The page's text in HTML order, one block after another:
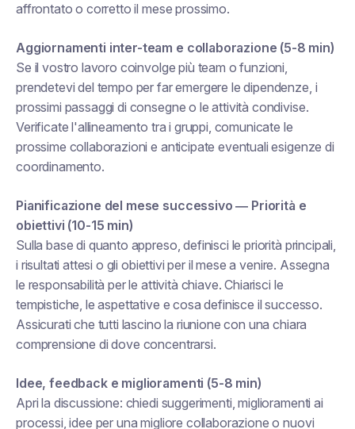
affrontato o corretto il mese prossimo.
Aggiornamenti inter-team e collaborazione (5-8 min)
Se il vostro lavoro coinvolge più team o funzioni,
prendetevi del tempo per far emergere le dipendenze, i
prossimi passaggi di consegne o le attività condivise.
Verificate l'allineamento tra i gruppi, comunicate le
prossime collaborazioni e anticipate eventuali esigenze di
coordinamento.
Pianificazione del mese successivo — Priorità e
obiettivi (10-15 min)
Sulla base di quanto appreso, definisci le priorità principali,
i risultati attesi o gli obiettivi per il mese a venire. Assegna
le responsabilità per le attività chiave. Chiarisci le
tempistiche, le aspettative e cosa definisce il successo.
Assicurati che tutti lascino la riunione con una chiara
comprensione di dove concentrarsi.
Idee, feedback e miglioramenti (5-8 min)
Apri la discussione: chiedi suggerimenti, miglioramenti ai
processi, idee per una migliore collaborazione o nuovi